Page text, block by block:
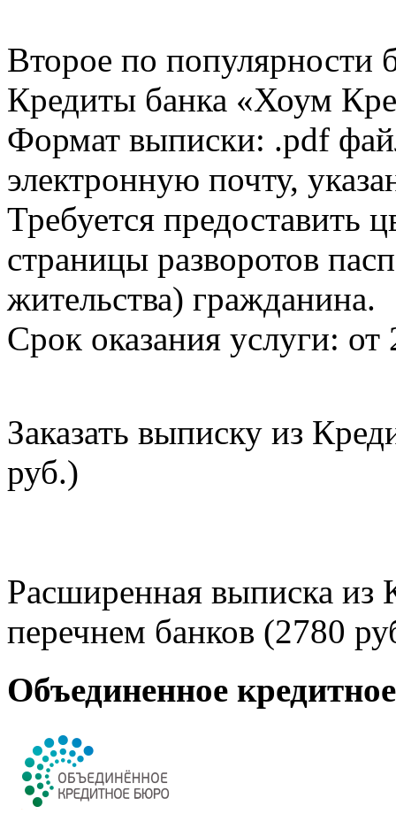
Второе по популярности
Кредиты банка «Хоум
Формат выписки: .pdf
электронную почту,
Требуется предоставить
страницы разворотов
жительства) гражданина.
Срок оказания услуги: от
Заказать выписку из
руб.)
Расширенная выписка из
перечнем банков (2780
Объединенное